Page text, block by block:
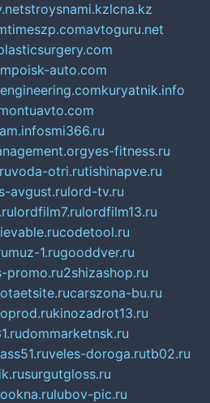
stroysnami.kzlcna.kz
timeszp.comavtoguru.net
poisk-auto.com
kuryatnik.info
smi366.ru
yes-fitness.ru
voda-otri.rutishinapve.ru
avgust.rulord-tv.ru
lordfilm7.rulordfilm13.ru
codetool.ru
muz-1.rugooddver.ru
promo.ru2shizashop.ru
carszona-bu.ru
kinozadrot13.ru
dommarketnsk.ru
veles-doroga.rutb02.ru
surgutgloss.ru
lubov-pic.ru